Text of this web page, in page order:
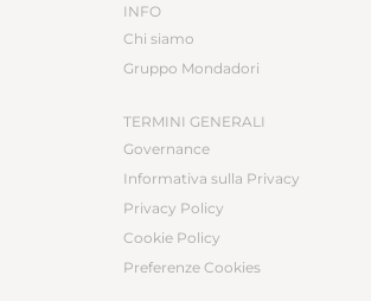
INFO
Chi siamo
Gruppo Mondadori
TERMINI GENERALI
Governance
Informativa sulla Privacy
Privacy Policy
Cookie Policy
Preferenze Cookies